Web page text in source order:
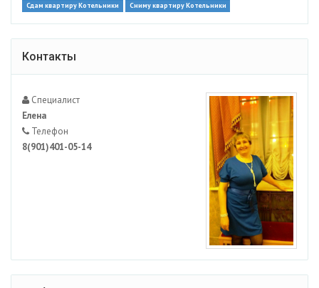
Сдам квартиру Котельники Сниму квартиру Котельники
Контакты
Специалист
Елена
Телефон
8(901)401-05-14